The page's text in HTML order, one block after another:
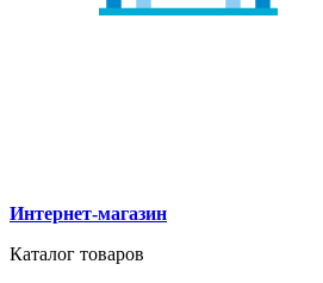
Интернет-магазин
Каталог товаров